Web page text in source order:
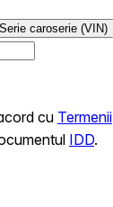
Serie caroserie (VIN)
cu Termenii
IDD.